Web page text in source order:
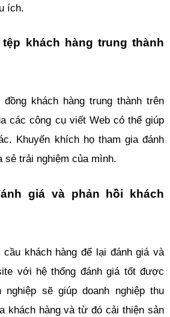
ích.
khách hàng trung thành
khách hàng trung thành trên
các công cụ viết Web có thể giúp
Khuyến khích họ tham gia đánh
sẻ trải nghiệm của mình.
giá và phản hồi khách
khách hàng để lại đánh giá và
với hệ thống đánh giá tốt được
nghiệp sẽ giúp doanh nghiệp thu
khách hàng và từ đó cải thiện sản